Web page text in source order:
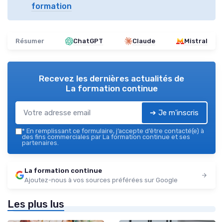
formation
Résumer ChatGPT Claude Mistral
Recevez les dernières actualités de
La formation continue
➔ Je m'inscris
* En remplissant ce formulaire, j’accepte d’être contacté(e) à
des fins commerciales par La formation continue et ses
partenaires.
La formation continue
Ajoutez-nous à vos sources préférées sur Google
Les plus lus